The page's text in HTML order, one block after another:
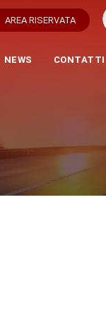
AREA RISERVATA
NEWS CONTATTI